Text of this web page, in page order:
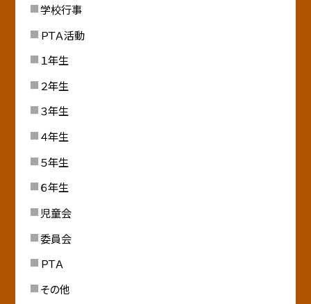
学校行事
ＰＴＡ活動
１年生
２年生
３年生
４年生
５年生
６年生
児童会
委員会
ＰＴＡ
その他